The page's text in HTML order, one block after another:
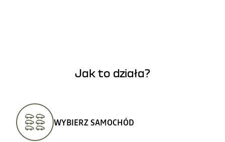
Jak to działa?
WYBIERZ SAMOCHÓD